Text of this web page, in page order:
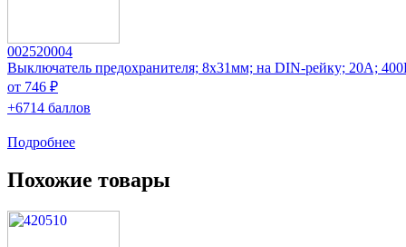
002520004
Выключатель предохранителя; 8x31мм; на DIN-рейку; 20А;
от 746 ₽
+6714 баллов
Подробнее
Похожие товары